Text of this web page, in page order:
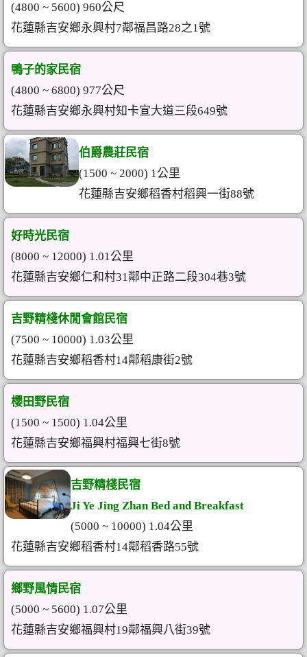
(4800 ~ 5600) 960公尺
花蓮縣吉安鄉永興村7鄰福昌路28之1號
鴨子的家民宿
(4800 ~ 6800) 977公尺
花蓮縣吉安鄉永興村知卡宣大道三段649號
伯爵農莊民宿
(1500 ~ 2000) 1公里
花蓮縣吉安鄉稻香村稻興一街88號
好時光民宿
(8000 ~ 12000) 1.01公里
花蓮縣吉安鄉仁和村31鄰中正路二段304巷3號
吉野精棧休閒會館民宿
(7500 ~ 10000) 1.03公里
花蓮縣吉安鄉稻香村14鄰稻康街2號
櫻田野民宿
(1500 ~ 1500) 1.04公里
花蓮縣吉安鄉福興村福興七街8號
吉野精棧民宿
Ji Ye Jing Zhan Bed and Breakfast
(5000 ~ 10000) 1.04公里
花蓮縣吉安鄉稻香村14鄰稻香路55號
鄉野風情民宿
(5000 ~ 5600) 1.07公里
花蓮縣吉安鄉福興村19鄰福興八街39號